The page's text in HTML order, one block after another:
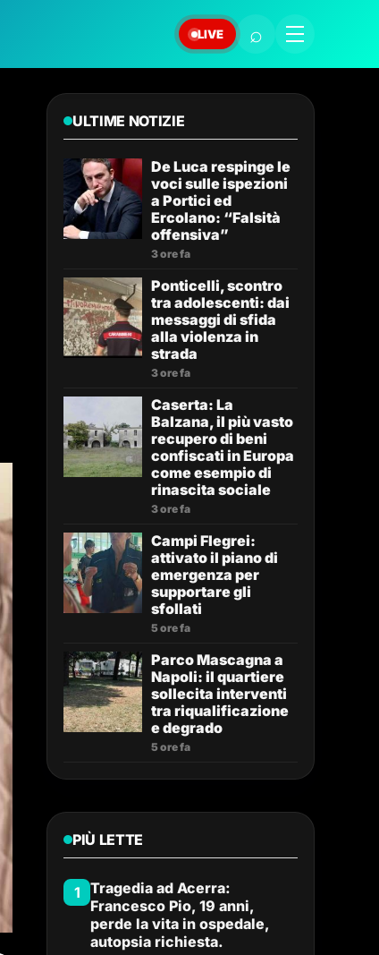
LIVE ⌕
ULTIME NOTIZIE
De Luca respinge le
voci sulle ispezioni
a Portici ed
Ercolano: “Falsità
offensiva”
3 ore fa
Ponticelli, scontro
tra adolescenti: dai
messaggi di sfida
alla violenza in
strada
3 ore fa
Caserta: La
Balzana, il più vasto
recupero di beni
confiscati in Europa
come esempio di
rinascita sociale
3 ore fa
Campi Flegrei:
attivato il piano di
emergenza per
supportare gli
sfollati
5 ore fa
Parco Mascagna a
Napoli: il quartiere
sollecita interventi
tra riqualificazione
e degrado
5 ore fa
PIÙ LETTE
1 Tragedia ad Acerra:
Francesco Pio, 19 anni,
perde la vita in ospedale,
autopsia richiesta.